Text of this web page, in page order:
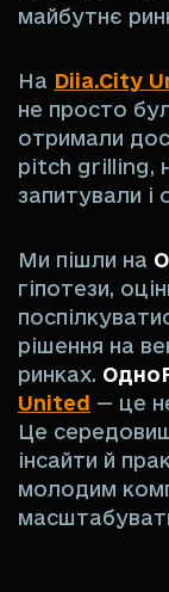
майбутнє
На Diia.City
не просто
отримали
pitch grilling,
запитували і
Ми пішли на
гіпотези,
рішення на
ринках.
United — це
Це
інсайти й
молодим